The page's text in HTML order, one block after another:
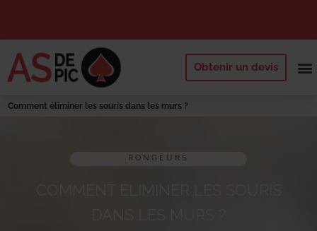
Obtenir un devis
Comment éliminer les souris dans les murs ?
RONGEURS